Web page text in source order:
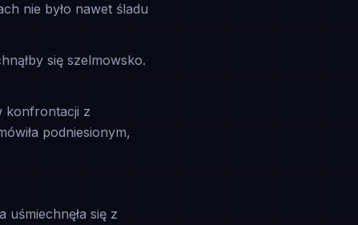
nie było nawet śladu
się szelmowsko.
konfrontacji z
podniesionym,
uśmiechnęła się z